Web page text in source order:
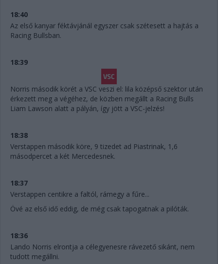
18:40
Az első kanyar féktávjánál egyszer csak szétesett a hajtás a
Racing Bullsban.
18:39
Norris második körét a VSC veszi el: lila középső szektor után
érkezett meg a végéhez, de közben megállt a Racing Bulls
Liam Lawson alatt a pályán, így jött a VSC-jelzés!
18:38
Verstappen második köre, 9 tizedet ad Piastrinak, 1,6
másodpercet a két Mercedesnek.
18:37
Verstappen centikre a faltól, rámegy a fűre...
Övé az első idő eddig, de még csak tapogatnak a pilóták.
18:36
Lando Norris elrontja a célegyenesre rávezető sikánt, nem
tudott megállni.